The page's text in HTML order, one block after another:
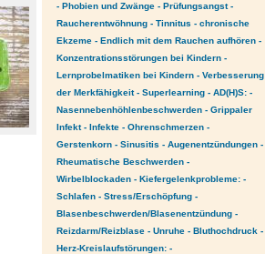
- Phobien und Zwänge - Prüfungsangst -
Raucherentwöhnung - Tinnitus - chronische
Ekzeme - Endlich mit dem Rauchen aufhören -
Konzentrationsstörungen bei Kindern -
Lernprobelmatiken bei Kindern - Verbesserung
der Merkfähigkeit - Superlearning - AD(H)S: -
Nasennebenhöhlenbeschwerden - Grippaler
Infekt - Infekte - Ohrenschmerzen -
Gerstenkorn - Sinusitis - Augenentzündungen -
Rheumatische Beschwerden -
Wirbelblockaden - Kiefergelenkprobleme: -
Schlafen - Stress/Erschöpfung -
Blasenbeschwerden/Blasenentzündung -
Reizdarm/Reizblase - Unruhe - Bluthochdruck -
Herz-Kreislaufstörungen: -